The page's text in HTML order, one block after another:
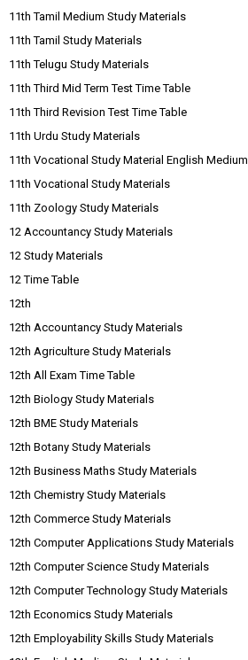
11th Tamil Medium Study Materials
11th Tamil Study Materials
11th Telugu Study Materials
11th Third Mid Term Test Time Table
11th Third Revision Test Time Table
11th Urdu Study Materials
11th Vocational Study Material English Medium
11th Vocational Study Materials
11th Zoology Study Materials
12 Accountancy Study Materials
12 Study Materials
12 Time Table
12th
12th Accountancy Study Materials
12th Agriculture Study Materials
12th All Exam Time Table
12th Biology Study Materials
12th BME Study Materials
12th Botany Study Materials
12th Business Maths Study Materials
12th Chemistry Study Materials
12th Commerce Study Materials
12th Computer Applications Study Materials
12th Computer Science Study Materials
12th Computer Technology Study Materials
12th Economics Study Materials
12th Employability Skills Study Materials